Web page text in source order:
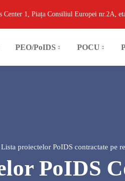
Center 1, Piața Consiliul Europei nr.2A,
PEO/PoIDS POCU
proiectelor PoIDS contractate pe
PoIDS